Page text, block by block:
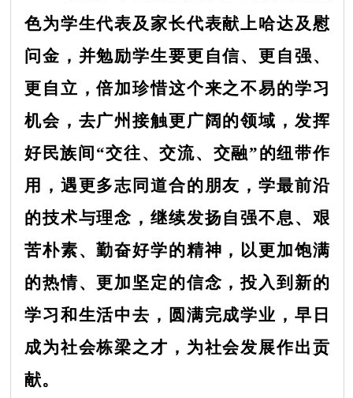
色为学生代表及家长代表献上哈达及慰
问金，并勉励学生要更自信、更自强、
更自立，倍加珍惜这个来之不易的学习
机会，去广州接触更广阔的领域，发挥
好民族间“交往、交流、交融”的纽带作
用，遇更多志同道合的朋友，学最前沿
的技术与理念，继续发扬自强不息、艰
苦朴素、勤奋好学的精神，以更加饱满
的热情、更加坚定的信念，投入到新的
学习和生活中去，圆满完成学业，早日
成为社会栋梁之才，为社会发展作出贡
献。